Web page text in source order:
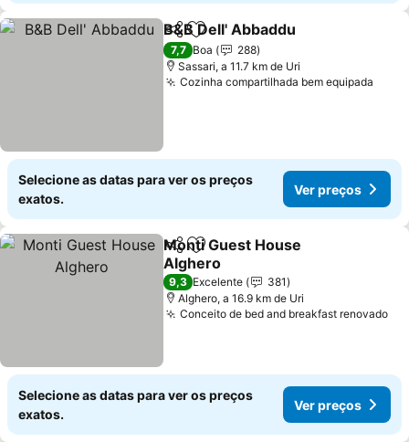
PartilharAdicionar aos favoritos
B&B Dell' Abbaddu
7,7 Boa
288
Sassari, a 11.7 km de Uri
Cozinha compartilhada bem equipada
Selecione as datas para ver os preços
exatos.
Ver preços
PartilharAdicionar aos favoritos
Monti Guest House
Alghero
9,3 Excelente
381
Alghero, a 16.9 km de Uri
Conceito de bed and breakfast renovado
Selecione as datas para ver os preços
exatos.
Ver preços